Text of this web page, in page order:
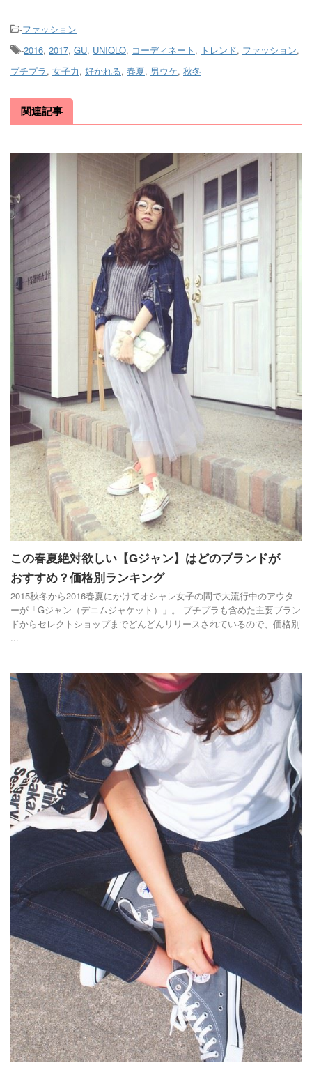
-ファッション
-2016, 2017, GU, UNIQLO, コーディネート , トレンド, ファッション,
プチプラ, 女子力, 好かれる, 春夏, 男ウケ, 秋冬
関連記事
この春夏絶対欲しい【Gジャン】はどのブランドが
おすすめ？価格別ランキング
2015秋冬から2016春夏にかけてオシャレ女子の間で大流行中のアウタ
ーが「Gジャン（デニムジャケット）」。 プチプラも含めた主要ブラン
ドからセレクトショップまでどんどんリリースされているので、価格別
...